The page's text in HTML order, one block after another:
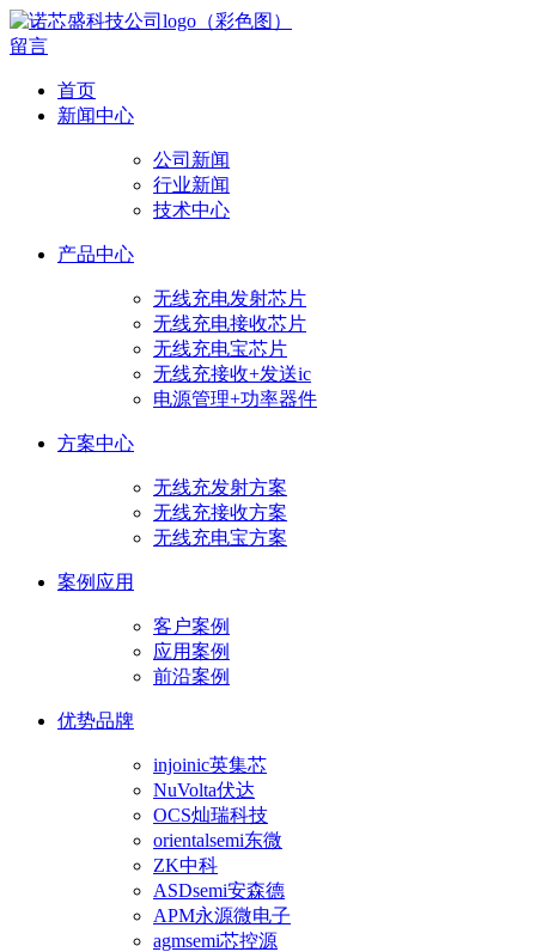
留言
首页
新闻中心
公司新闻
行业新闻
技术中心
产品中心
无线充电发射芯片
无线充电接收芯片
无线充电宝芯片
无线充接收+发送ic
电源管理+功率器件
方案中心
无线充发射方案
无线充接收方案
无线充电宝方案
案例应用
客户案例
应用案例
前沿案例
优势品牌
injoinic英集芯
NuVolta伏达
OCS灿瑞科技
orientalsemi东微
ZK中科
ASDsemi安森德
APM永源微电子
agmsemi芯控源